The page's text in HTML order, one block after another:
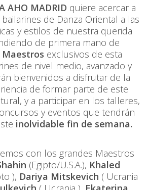
AHO MADRID quiere acercar a
de Danza Oriental a las
y estilos de nuestra querida
de primera mano de
Maestros exclusivos de esta
de nivel medio, avanzado y
bienvenidos a disfrutar de la
de formar parte de este
y a participar en los talleres,
y eventos que tendrán
inolvidable fin de semana.
con los grandes Maestros
(Egipto/U.S.A.), Khaled
), Dariya Mitskevich ( Ucrania